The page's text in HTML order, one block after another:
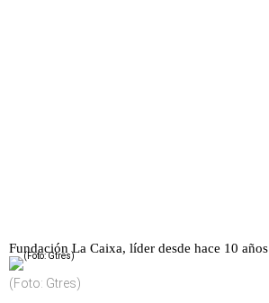
Fundación La Caixa, líder desde hace 10 años
(Foto: Gtres)